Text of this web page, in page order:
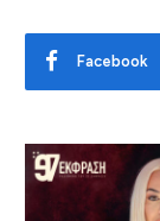
Facebook